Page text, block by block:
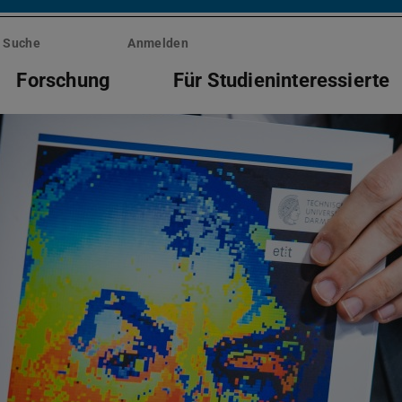
Suche Anmelden
Forschung Für Studieninteressierte